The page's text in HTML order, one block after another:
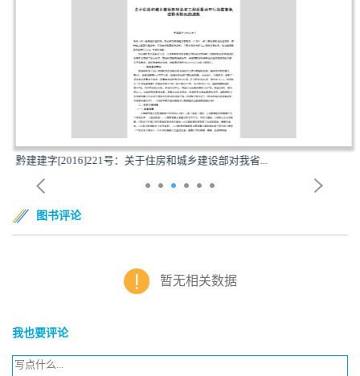
黔建建字[2016]221号：关于住房和城乡建设部对我省...
图书评论
暂无相关数据
我也要评论